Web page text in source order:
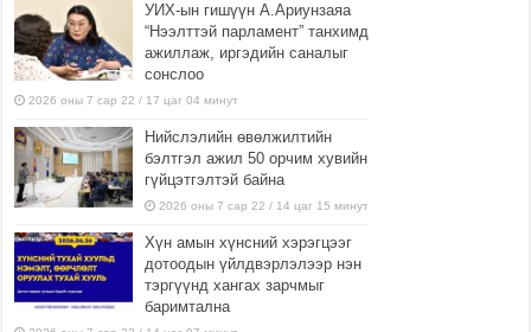
УИХ-ын гишүүн А.Ариунзаяа
“Нээлттэй парламент” танхимд
ажиллаж, иргэдийн саналыг
сонслоо
2026 оны 7 сар 22 / 17 цаг 04 минут
Нийслэлийн өвөлжилтийн
бэлтгэл ажил 50 орчим хувийн
гүйцэтгэлтэй байна
2026 оны 7 сар 22 / 14 цаг 15 минут
Хүн амын хүнсний хэрэгцээг
дотоодын үйлдвэрлэлээр нэн
тэргүүнд хангах зарчмыг
баримтална